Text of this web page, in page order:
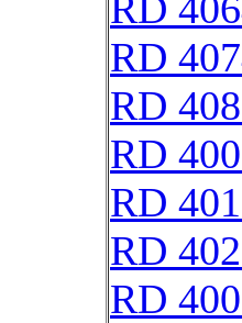
RD
RD
RD
RD
RD
RD